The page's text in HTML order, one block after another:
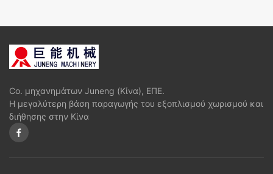
Co. μηχανημάτων Juneng (Κίνα), ΕΠΕ.
Η μεγαλύτερη βάση παραγωγής του εξοπλισμού χωρισμού και
διήθησης στην Κίνα